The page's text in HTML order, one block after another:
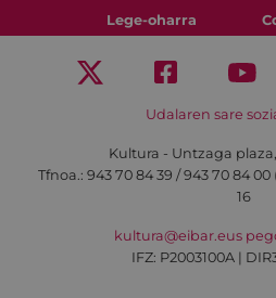
Lege-oharra
Udalaren sare
Kultura - Untzaga
Tfnoa.: 943 70 84 39 / 943 70 84 00
16
kultura@eibar.eus
IFZ: P2003100A |